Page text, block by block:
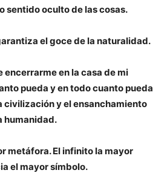
sentido oculto de las cosas.
el goce de la naturalidad.
encerrarme en la casa de mi
pueda y en todo cuanto pueda
civilización y el ensanchamiento
humanidad.
metáfora. El infinito la mayor
el mayor símbolo.